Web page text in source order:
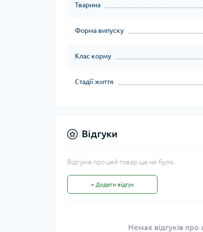
Тварина
Форма випуску
Клас корму
Стадії життя
Відгуки
Відгуків про цей товар ще не було.
+ Додати відгук
Немає відгуків